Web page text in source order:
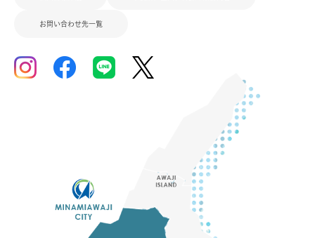
お問い合わせ先一覧